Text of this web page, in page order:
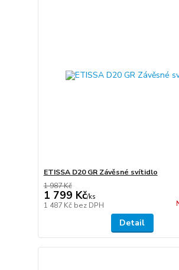
ETISSA D20 GR Závěsné svítidlo
1 987 Kč
1 799 Kč/ks
1 487 Kč bez DPH
Detail